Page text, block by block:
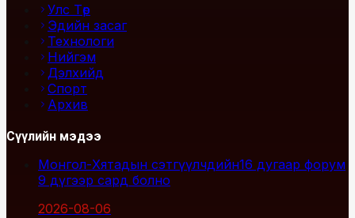
Улс Төр
Эдийн засаг
Технологи
Нийгэм
Дэлхийд
Спорт
Архив
Сүүлийн мэдээ
Монгол-Хятадын сэтгүүлчдийн16 дугаар форум
9 дүгээр сард болно
2026-08-06